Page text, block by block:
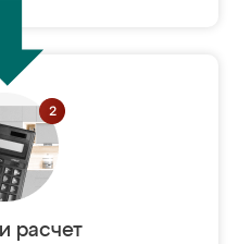
расчет